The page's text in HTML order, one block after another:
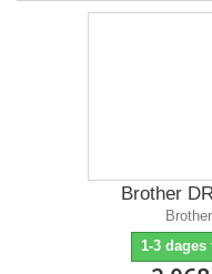
Brother
1-3